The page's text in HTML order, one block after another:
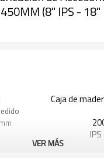
(8" IPS - 18"
Caja de
VER MÁS